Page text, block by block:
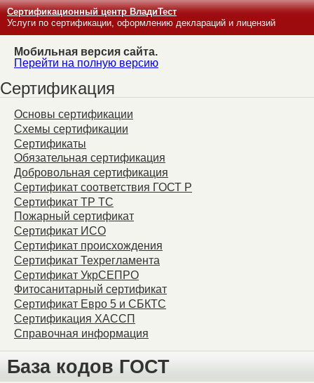
Сертификационный центр ВладиТест
Услуги по сертификации, оформлению деклараций и лицензий
Мобильная версия сайта.
Перейти на полную версию
Сертификация
Основы сертификации
Схемы сертификации
Сертификаты
Обязательная сертификация
Добровольная сертификация
Сертификат соответствия ГОСТ Р
Сертификат ТР ТС
Пожарный сертификат
Сертификат ИСО
Сертификат происхождения
Сертификат Техрегламента
Сертификат УкрСЕПРО
Фитосанитарный сертификат
Сертификат Евро 5 и СБКТС
Сертификация ХАССП
Справочная информация
База кодов ГОСТ